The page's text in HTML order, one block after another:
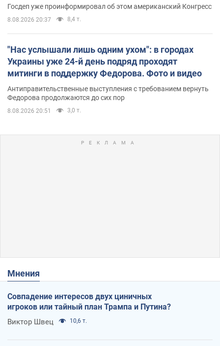
Госдеп уже проинформировал об этом американский Конгресс
8.08.2026 20:37 8,4 т.
"Нас услышали лишь одним ухом": в городах
Украины уже 24-й день подряд проходят
митинги в поддержку Федорова. Фото и видео
Антиправительственные выступления с требованием вернуть
Федорова продолжаются до сих пор
8.08.2026 20:51 3,0 т.
Мнения
Совпадение интересов двух циничных
игроков или тайный план Трампа и Путина?
Виктор Швец 10,6 т.